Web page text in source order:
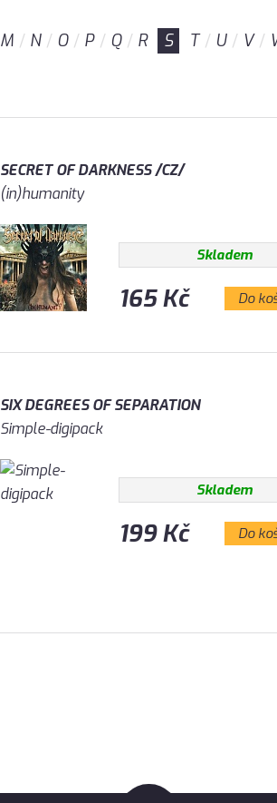
M N O P Q R S T U V
SECRET OF DARKNESS /CZ/
(in)humanity
Skladem
165 Kč Do
SIX DEGREES OF SEPARATION
Simple-digipack
Skladem
199 Kč Do